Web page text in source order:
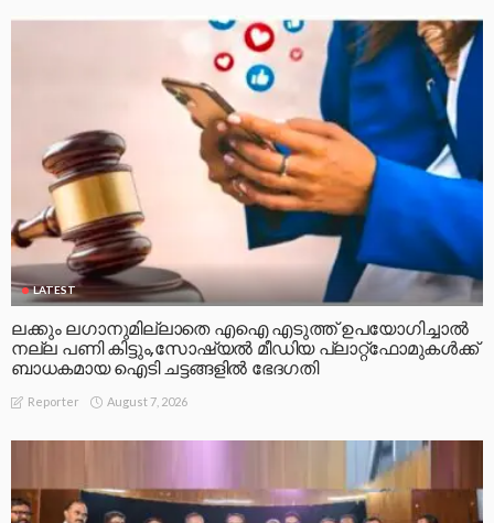
LATEST
ലക്കും ലഗാനുമില്ലാതെ എഐ എടുത്ത് ഉപയോഗിച്ചാല്‍
നല്ല പണി കിട്ടും,സോഷ്യല്‍ മീഡിയ പ്ലാറ്റ്‌ഫോമുകള്‍ക്ക്
ബാധകമായ ഐടി ചട്ടങ്ങളില്‍ ഭേദഗതി
Reporter August 7, 2026